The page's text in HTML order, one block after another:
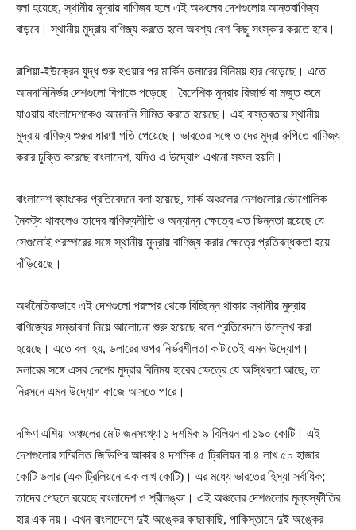
বলা হয়েছে, স্থানীয় মুদ্রায় বাণিজ্য হলে এই অঞ্চলের দেশগুলোর আন্তবাণিজ্য
বাড়বে। স্থানীয় মুদ্রায় বাণিজ্য করতে হলে অবশ্য বেশ কিছু সংস্কার করতে হবে।
রাশিয়া-ইউক্রেন যুদ্ধ শুরু হওয়ার পর মার্কিন ডলারের বিনিময় হার বেড়েছে। এতে
আমদানিনির্ভর দেশগুলো বিপাকে পড়েছে। বৈদেশিক মুদ্রার রিজার্ভ বা মজুত কমে
যাওয়ায় বাংলাদেশকেও আমদানি সীমিত করতে হয়েছে। এই বাস্তবতায় স্থানীয়
মুদ্রায় বাণিজ্য শুরুর ধারণা গতি পেয়েছে। ভারতের সঙ্গে তাদের মুদ্রা রুপিতে বাণিজ্য
করার চুক্তি করেছে বাংলাদেশ, যদিও এ উদ্যোগ এখনো সফল হয়নি।
বাংলাদেশ ব্যাংকের প্রতিবেদনে বলা হয়েছে, সার্ক অঞ্চলের দেশগুলোর ভৌগোলিক
নৈকট্য থাকলেও তাদের বাণিজ্যনীতি ও অন্যান্য ক্ষেত্রে এত ভিন্নতা রয়েছে যে
সেগুলোই পরস্পরের সঙ্গে স্থানীয় মুদ্রায় বাণিজ্য করার ক্ষেত্রে প্রতিবন্ধকতা হয়ে
দাঁড়িয়েছে।
অর্থনৈতিকভাবে এই দেশগুলো পরস্পর থেকে বিচ্ছিন্ন থাকায় স্থানীয় মুদ্রায়
বাণিজ্যের সম্ভাবনা নিয়ে আলোচনা শুরু হয়েছে বলে প্রতিবেদনে উল্লেখ করা
হয়েছে। এতে বলা হয়, ডলারের ওপর নির্ভরশীলতা কাটাতেই এমন উদ্যোগ।
ডলারের সঙ্গে এসব দেশের মুদ্রার বিনিময় হারের ক্ষেত্রে যে অস্থিরতা আছে, তা
নিরসনে এমন উদ্যোগ কাজে আসতে পারে।
দক্ষিণ এশিয়া অঞ্চলের মোট জনসংখ্যা ১ দশমিক ৯ বিলিয়ন বা ১৯০ কোটি। এই
দেশগুলোর সম্মিলিত জিডিপির আকার ৪ দশমিক ৫ ট্রিলিয়ন বা ৪ লাখ ৫০ হাজার
কোটি ডলার (এক ট্রিলিয়নে এক লাখ কোটি)। এর মধ্যে ভারতের হিস্যা সর্বাধিক;
তাদের পেছনে রয়েছে বাংলাদেশ ও শ্রীলঙ্কা। এই অঞ্চলের দেশগুলোর মূল্যস্ফীতির
হার এক নয়। এখন বাংলাদেশে দুই অঙ্কের কাছাকাছি, পাকিস্তানে দুই অঙ্কের